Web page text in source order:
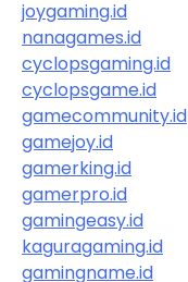
joygaming.id
nanagames.id
cyclopsgaming.id
cyclopsgame.id
gamecommunity.id
gamejoy.id
gamerking.id
gamerpro.id
gamingeasy.id
kaguragaming.id
gamingname.id